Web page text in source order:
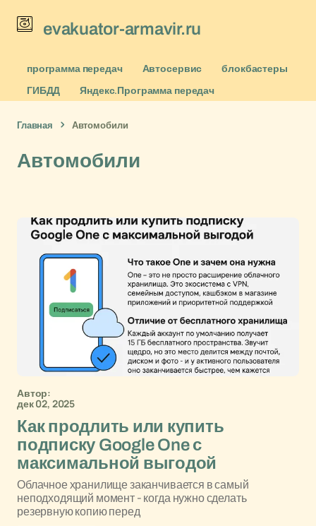
evakuator-armavir.ru
программа передач Автосервис
блокбастеры
ГИБДД
Яндекс.Программа передач
Главная Автомобили
Автомобили
Автор:
дек 02, 2025
Как продлить или купить
подписку Google One с
максимальной выгодой
Облачное хранилище заканчивается в самый
неподходящий момент - когда нужно сделать
резервную копию перед